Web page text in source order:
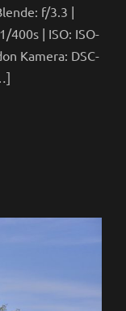
f/3.3 |
400s | ISO: ISO-
Kamera: DSC-